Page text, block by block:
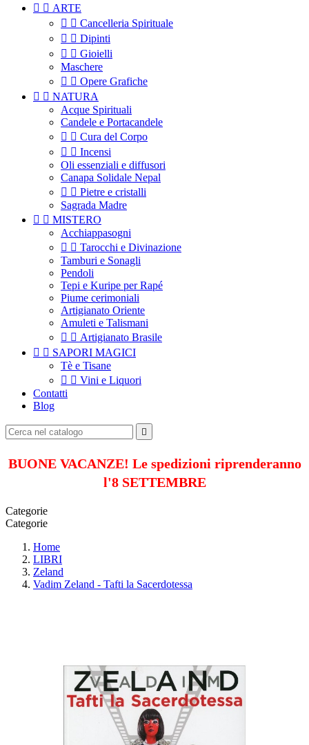
  ARTE
  Cancelleria Spirituale
  Dipinti
  Gioielli
Maschere
  Opere Grafiche
  NATURA
Acque Spirituali
Candele e Portacandele
  Cura del Corpo
  Incensi
Oli essenziali e diffusori
Canapa Solidale Nepal
  Pietre e cristalli
Sagrada Madre
  MISTERO
Acchiappasogni
  Tarocchi e Divinazione
Tamburi e Sonagli
Pendoli
Tepi e Kuripe per Rapé
Piume cerimoniali
Artigianato Oriente
Amuleti e Talismani
  Artigianato Brasile
  SAPORI MAGICI
Tè e Tisane
  Vini e Liquori
Contatti
Blog

BUONE VACANZE! Le spedizioni riprenderanno
l'8 SETTEMBRE
Categorie
Categorie
Home
LIBRI
Zeland
Vadim Zeland - Tafti la Sacerdotessa